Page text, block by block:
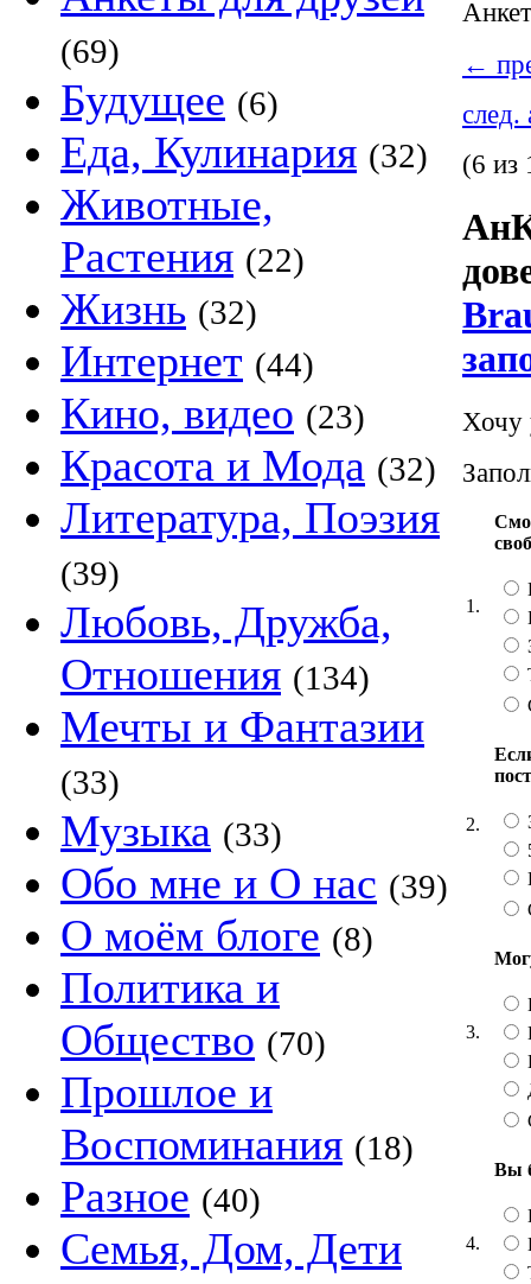
(69)
Будущее (6)
Еда, Кулинария (32)
Животные,
Растения (22)
Жизнь (32)
Интернет (44)
Кино, видео (23)
Красота и Мода (32)
Литература, Поэзия
(39)
Любовь, Дружба,
Отношения (134)
Мечты и Фантазии
(33)
Музыка (33)
Обо мне и О нас (39)
О моём блоге (8)
Политика и
Общество (70)
Прошлое и
Воспоминания (18)
Разное (40)
Семья, Дом, Дети
←
след.
(6 из
Хочу
1.
2.
3.
4.
Вы